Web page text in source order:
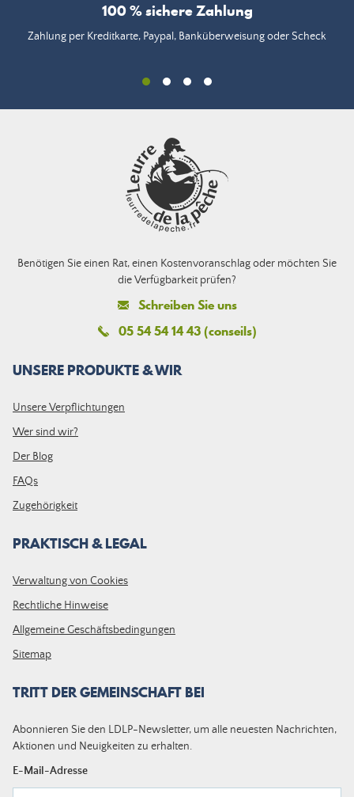
100 % sichere Zahlung
Zahlung per Kreditkarte, Paypal, Banküberweisung oder Scheck
Benötigen Sie einen Rat, einen Kostenvoranschlag oder möchten Sie
die Verfügbarkeit prüfen?
Schreiben Sie uns
05 54 54 14 43 (conseils)
UNSERE PRODUKTE & WIR
Unsere Verpflichtungen
Wer sind wir?
Der Blog
FAQs
Zugehörigkeit
PRAKTISCH & LEGAL
Verwaltung von Cookies
Rechtliche Hinweise
Allgemeine Geschäftsbedingungen
Sitemap
TRITT DER GEMEINSCHAFT BEI
Abonnieren Sie den LDLP-Newsletter, um alle neuesten Nachrichten,
Aktionen und Neuigkeiten zu erhalten.
E-Mail-Adresse